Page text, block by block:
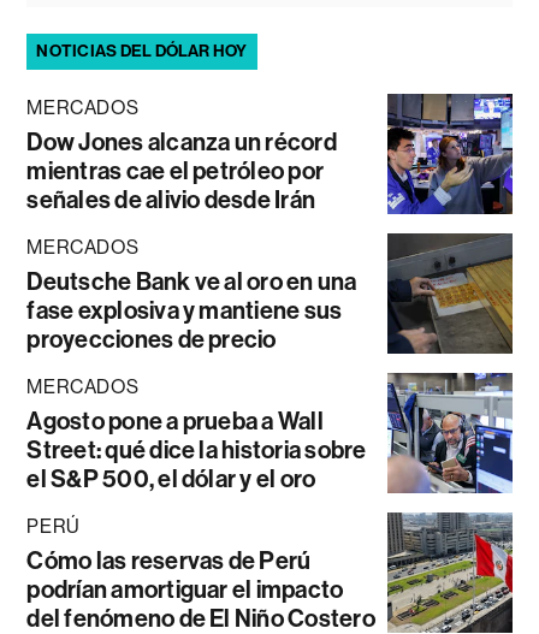
NOTICIAS DEL DÓLAR HOY
MERCADOS
Dow Jones alcanza un récord
mientras cae el petróleo por
señales de alivio desde Irán
MERCADOS
Deutsche Bank ve al oro en una
fase explosiva y mantiene sus
proyecciones de precio
MERCADOS
Agosto pone a prueba a Wall
Street: qué dice la historia sobre
el S&P 500, el dólar y el oro
PERÚ
Cómo las reservas de Perú
podrían amortiguar el impacto
del fenómeno de El Niño Costero